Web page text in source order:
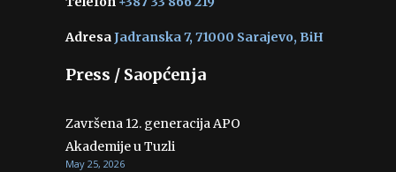
AdresaJadranska 7, 71000 Sarajevo, BiH
Press / Saopćenja
Završena 12. generacija APO
Akademije u Tuzli
May 25, 2026